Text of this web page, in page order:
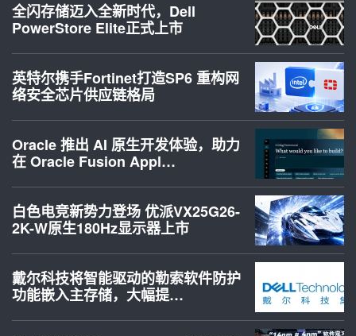
全闪存储迈入全新时代，Dell
PowerStore Elite正式上市
英特尔携手Fortinet打造SP6 重构网
络安全芯片供应链格局
Oracle 推出 AI 原生开发体验，助力
在 Oracle Fusion Appl…
白色电竞新势力登场 优派VX25G26-
2K-W原生180Hz显示器上市
戴尔科技将智能驱动的勒索软件防护
功能嵌入主存储，大幅提…